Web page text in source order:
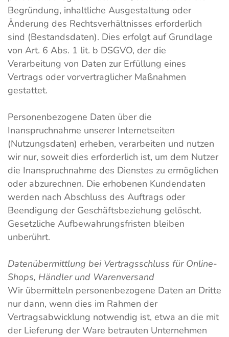
Begründung, inhaltliche Ausgestaltung oder
Änderung des Rechtsverhältnisses erforderlich
sind (Bestandsdaten). Dies erfolgt auf Grundlage
von Art. 6 Abs. 1 lit. b DSGVO, der die
Verarbeitung von Daten zur Erfüllung eines
Vertrags oder vorvertraglicher Maßnahmen
gestattet.
Personenbezogene Daten über die
Inanspruchnahme unserer Internetseiten
(Nutzungsdaten) erheben, verarbeiten und nutzen
wir nur, soweit dies erforderlich ist, um dem Nutzer
die Inanspruchnahme des Dienstes zu ermöglichen
oder abzurechnen. Die erhobenen Kundendaten
werden nach Abschluss des Auftrags oder
Beendigung der Geschäftsbeziehung gelöscht.
Gesetzliche Aufbewahrungsfristen bleiben
unberührt.
Datenübermittlung bei Vertragsschluss für Online-
Shops, Händler und Warenversand
Wir übermitteln personenbezogene Daten an Dritte
nur dann, wenn dies im Rahmen der
Vertragsabwicklung notwendig ist, etwa an die mit
der Lieferung der Ware betrauten Unternehmen